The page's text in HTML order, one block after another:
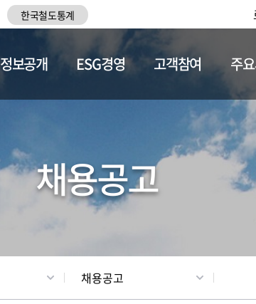
한국철도통계
채용정보
정보공개 ESG경영 고객참여 주
채용공고
채용공고